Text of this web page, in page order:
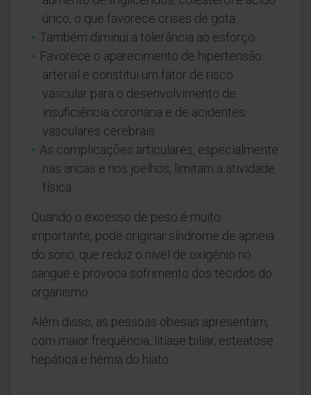
úrico, o que favorece crises de gota.
Também diminui a tolerância ao esforço.
Favorece o aparecimento de hipertensão
arterial e constitui um fator de risco
vascular para o desenvolvimento de
insuficiência coronária e de acidentes
vasculares cerebrais.
As complicações articulares, especialmente
nas ancas e nos joelhos, limitam a atividade
física.
Quando o excesso de peso é muito
importante, pode originar síndrome de apneia
do sono, que reduz o nível de oxigénio no
sangue e provoca sofrimento dos tecidos do
organismo.
Além disso, as pessoas obesas apresentam,
com maior frequência, litíase biliar, esteatose
hepática e hérnia do hiato.